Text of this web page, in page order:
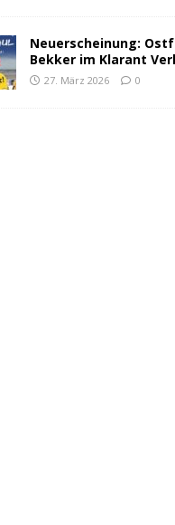
Neuerscheinung:
Bekker im Klarant
27. März 2026 0